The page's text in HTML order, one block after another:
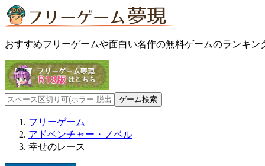
おすすめフリーゲームや面白い名作の無料ゲームのランキン
フリーゲーム
アドベンチャー・ノベル
幸せのレース